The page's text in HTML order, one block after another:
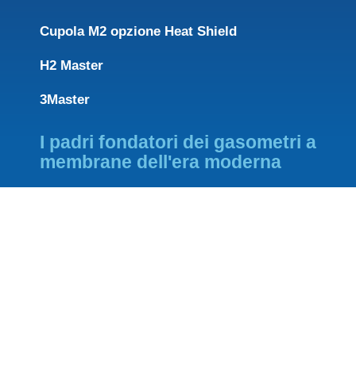
Cupola M2 opzione Heat Shield
H2 Master
3Master
I padri fondatori dei gasometri a
membrane dell'era moderna